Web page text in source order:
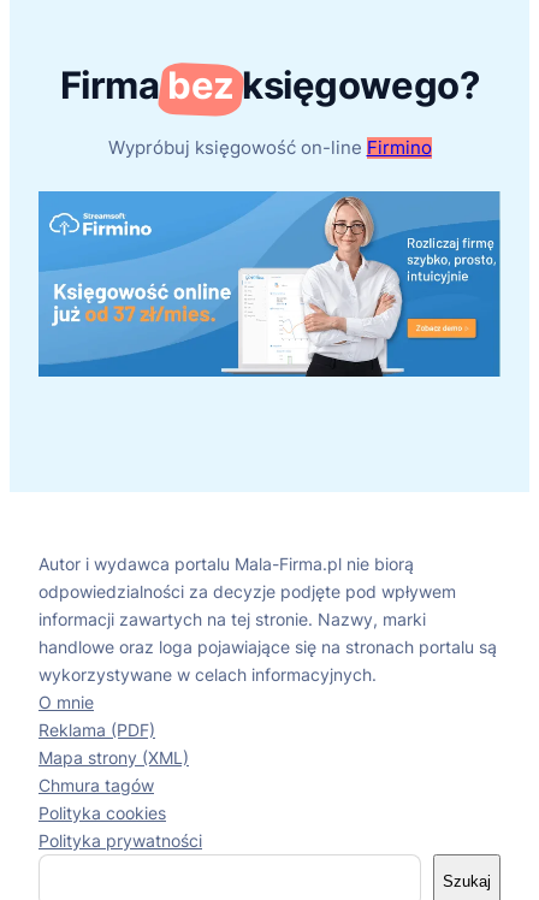
Firmabezksięgowego?
Wypróbuj księgowość on-line Firmino
Autor i wydawca portalu Mala-Firma.pl nie biorą
odpowiedzialności za decyzje podjęte pod wpływem
informacji zawartych na tej stronie. Nazwy, marki
handlowe oraz loga pojawiające się na stronach portalu są
wykorzystywane w celach informacyjnych.
O mnie
Reklama (PDF)
Mapa strony (XML)
Chmura tagów
Polityka cookies
Polityka prywatności
S
Szukaj